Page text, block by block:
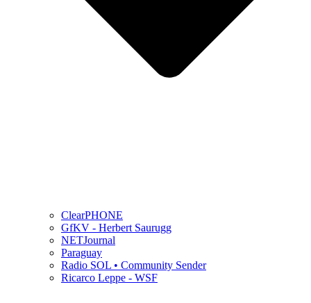
ClearPHONE
GfKV - Herbert Saurugg
NETJournal
Paraguay
Radio SOL • Community Sender
Ricarco Leppe - WSF